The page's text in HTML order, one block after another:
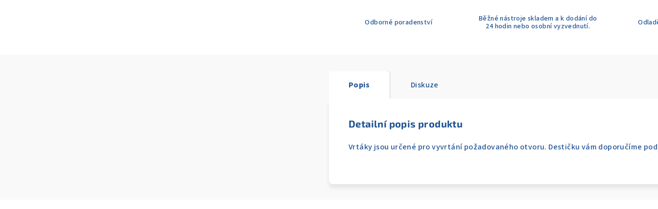
Odborné poradenství
Běžné nástroje skladem a k dodání do
24 hodin nebo osobní vyzvednutí.
Popis Diskuze
Detailní popis produktu
Vrtáky jsou určené pro vyvrtání požadovaného otvoru. Destičku vám doporučíme